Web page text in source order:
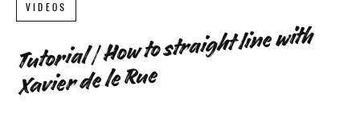
VIDEOS
Tutorial | How to straight line with
Xavier de le Rue